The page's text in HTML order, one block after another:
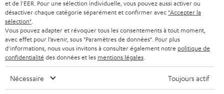
l
é
c
h
a
r
satellites EFFEKT 2
I
n
f
Informations relatives à l’expédition
et de l'EER. Pour une sélection individuelle, vous pouvez aussi activer ou
désactiver chaque catégorie séparément et confirmer avec "Accepter la
sélection"
Vous pouvez adapter et révoquer tous les consentements à tout moment,
avec effet pour l’avenir, sous "Paramètres de données". Pour plus
d'informations, nous vous invitons à consulter également notre politique de
confidentialité des données et les mentions légales
Nécessaire Toujours actif